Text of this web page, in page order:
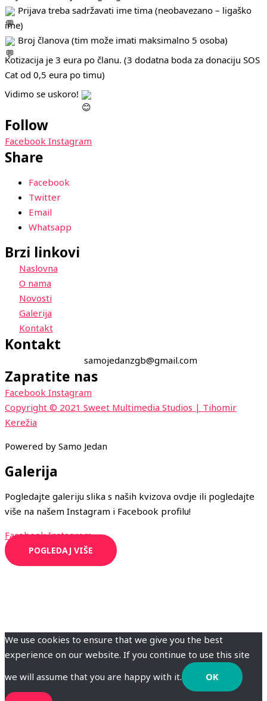
Prijava treba sadržavati ime tima (neobavezano – ligaško
ime)
Broj članova (tim može imati maksimalno 5 osoba)
Kotizacija je 3 eura po članu. (3 dodatna boda za donaciju SOS
Cat od 0,5 eura po timu)
Vidimo se uskoro!
Follow
Facebook Instagram
Share
Facebook
Twitter
Email
Whatsapp
Brzi linkovi
Naslovna
O nama
Novosti
Galerija
Kontakt
Kontakt
samojedanzgb@gmail.com
Zapratite nas
Facebook Instagram
Copyright © 2021 Sweet Multimedia Studios | Tihomir
Kerežia
Powered by Samo Jedan
Galerija
Pogledajte galeriju slika s naših kvizova ovdje ili pogledajte
više na našem Instagram i Facebook profilu!
Facebook Instagram
POGLEDAJ VIŠE
We use cookies to ensure that we give you the best
experience on our website. If you continue to use this site
we will assume that you are happy with it.
OK